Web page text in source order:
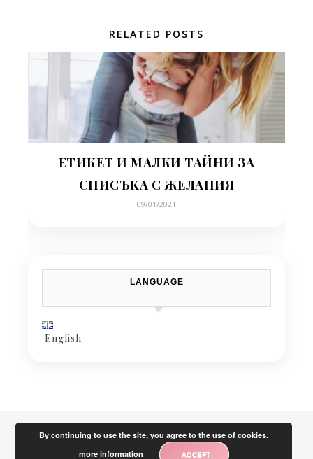
RELATED POSTS
ЕТИКЕТ И МАЛКИ ТАЙНИ ЗА
СПИСЪKA С ЖЕЛАНИЯ
09/01/2021
LANGUAGE
English
By continuing to use the site, you agree to the use of cookies.
more information
ACCEPT